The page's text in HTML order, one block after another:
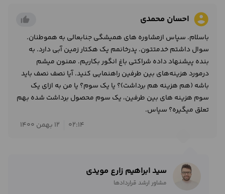
account_circle احسان محمدی thumb_up_alt
باسلام. سپاس ازمشاوره های همیشگی جنابعالی به هموطنان.
سوال داشتم خدمتتون. پدرخانمم یک هکتار زمین آبی دارد. به
بنده پیشنهاد داده شراکتی باغ انگور بکاریم. ممنون میشم
درمورد هزینه‌های بین طرفین راهنمایی کنید. آیا نصف نصف باید
باشه (هم هزینه هم برداشت)؟ یا یک سوم؟ یا من به ازای یک
سوم هزینه های بین طرفین، یک سوم محصول برداشت شده بهم
تعلق میگیره؟ سپاس.
02:14
12 بهمن 1400
سید ابراهیم زارع مویدی
مشاور ارشد قراردادها